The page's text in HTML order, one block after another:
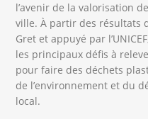
l’avenir de la valorisation
ville. À partir des résultats
Gret et appuyé par
les principaux défis à
pour faire des déchets
de l’environnement et du
local.